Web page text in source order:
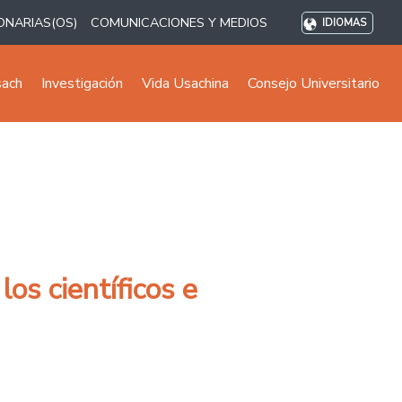
COMUNICACIONES Y MEDIOS IDIOMAS
Investigación Vida Usachina Consejo Universitario
científicos e